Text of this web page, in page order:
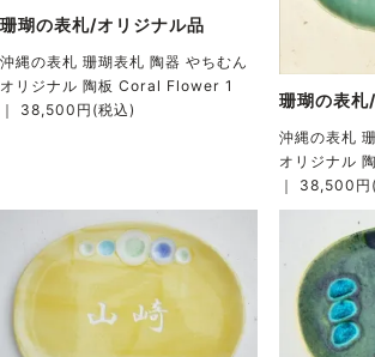
珊瑚の表札/オリジナル品
沖縄の表札 珊瑚表札 陶器 やちむん
オリジナル 陶板 Coral Flower 1
｜ 38,500円(税込)
珊瑚の表
沖縄の表札
オリジナル
｜ 38,500円